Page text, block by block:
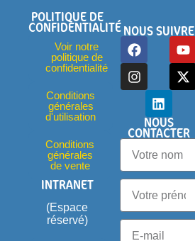
POLITIQUE DE
CONFIDENTIALITÉ
Voir notre
politique de
confidentialité
Conditions
générales
d'utilisation
Conditions
générales
de vente
INTRANET
(Espace
réservé)
NOUS SUIVRE
NOUS
CONTACTER